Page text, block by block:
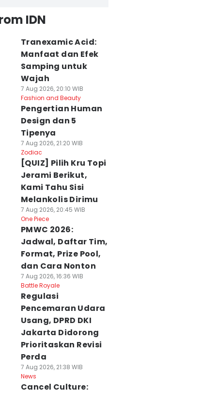
IDN
Tranexamic Acid:
Manfaat dan Efek
Samping untuk
Wajah
7 Aug 2026, 20:10 WIB
Fashion and Beauty
Pengertian Human
Design dan 5
Tipenya
7 Aug 2026, 21:20 WIB
Zodiac
[QUIZ] Pilih Kru Topi
Jerami Berikut,
Kami Tahu Sisi
Melankolis Dirimu
7 Aug 2026, 20:45 WIB
One Piece
PMWC 2026:
Jadwal, Daftar Tim,
Format, Prize Pool,
dan Cara Nonton
7 Aug 2026, 16:36 WIB
Battle Royale
Regulasi
Pencemaran Udara
Usang, DPRD DKI
Jakarta Didorong
Prioritaskan Revisi
Perda
7 Aug 2026, 21:38 WIB
News
Cancel Culture: